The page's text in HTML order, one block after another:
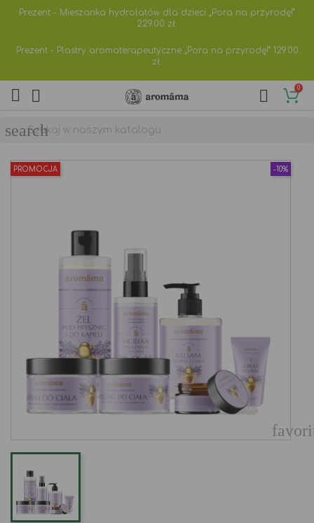
Prezent - Mieszanka hydrolatów dla dzieci „Pora na przyrodę!”
229.00 zł.
Prezent - Plastry aromaterapeutyczne „Pora na przyrodę!” 129.00
zł.
  0

search
PROMOCJA -10%